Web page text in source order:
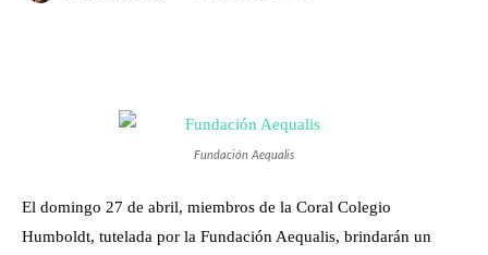
Fundación Aequalis
El domingo 27 de abril, miembros de la Coral Colegio
Humboldt, tutelada por la Fundación Aequalis, brindarán un